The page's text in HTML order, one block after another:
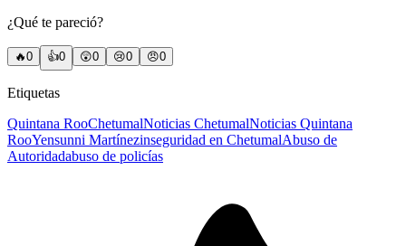
¿Qué te pareció?
🔥0 👍0 😲0 😢0 😠0
Etiquetas
Quintana RooChetumalNoticias ChetumalNoticias Quintana
RooYensunni Martínezinseguridad en ChetumalAbuso de
Autoridadabuso de policías